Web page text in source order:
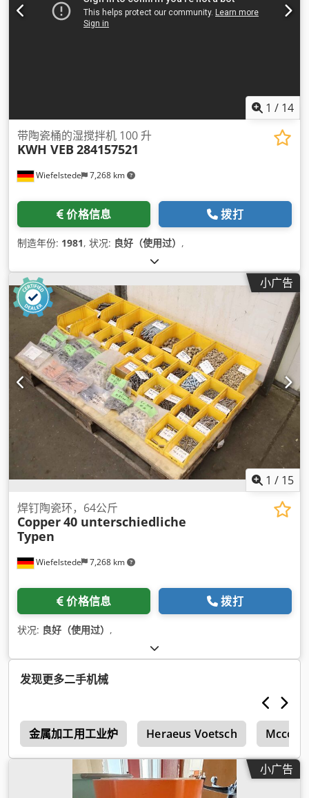
1 / 14
Wiefelstede 7,268 km
带陶瓷桶的湿搅拌机 100 升
KWH VEB 284157521
价格信息 拨打
制造年份: 1981, 状况: 良好（使用过） ,
小广告
1 / 15
Wiefelstede 7,268 km
焊钉陶瓷环，64公斤
Copper40 unterschiedliche
Typen
价格信息 拨打
状况: 良好（使用过） ,
发现更多二手机械
金属加工用工业炉 Heraeus Voetsch
小广告